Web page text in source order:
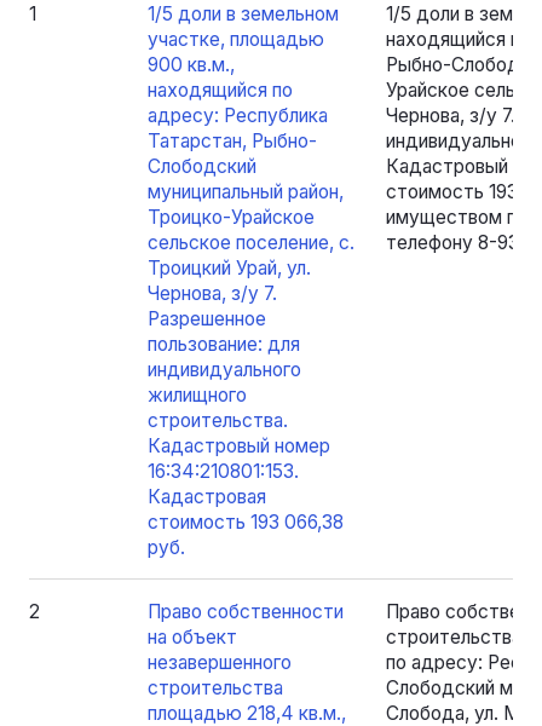
1
1/5 доли в земельном
участке, площадью
900 кв.м.,
находящийся по
адресу: Республика
Татарстан, Рыбно-
Слободский
муниципальный район,
Троицко-Урайское
сельское поселение, с.
Троицкий Урай, ул.
Чернова, з/у 7.
Разрешенное
пользование: для
индивидуального
жилищного
строительства.
Кадастровый номер
16:34:210801:153.
Кадастровая
стоимость 193 066,38
руб.
1/5 доли в
находящийся по
Рыбно-
Урайское
Чернова, з/у 7.
Кадастровый
стоимость 193
имуществом по
телефону 8-937-
2
Право собственности
на объект
незавершенного
строительства
площадью 218,4 кв.м.,
Право
строительства
по адресу:
Слободский
Слобода, ул.